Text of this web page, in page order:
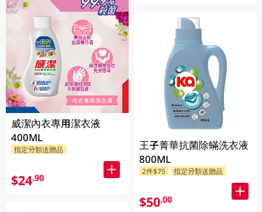
威潔內衣專用潔衣液
400ML
指定分類送贈品
$24.90
王子菁華抗菌除蟎洗衣液
800ML
2件$75 指定分類送贈品
$50.00